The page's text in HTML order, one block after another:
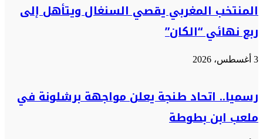
المنتخب المغربي يقصي السنغال ويتأهل إلى
ربع نهائي “الكان”
3 أغسطس، 2026
رسميا.. اتحاد طنجة يعلن مواجهة برشلونة في
ملعب ابن بطوطة